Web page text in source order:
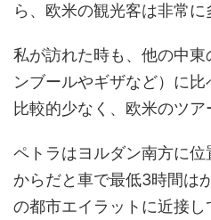
ら、欧米の観光客は非常に
私が訪れた時も、他の中
ンブールやギザなど）に
比較的少なく、欧米のツア
ペトラはヨルダン南方に
からだと車で最低3時間は
の都市エイラットに近接